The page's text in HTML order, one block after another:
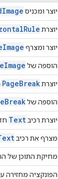
יוצר ומכניס Image
יוצרת Rule
יוצר ומצרף Image
הוספה של Image
יוצרת PageBreak
הוספה שלBreak
יוצרת רכיבText
מצרף את רכיב
מחיקת התוכן של
הפונקציה מחזירה